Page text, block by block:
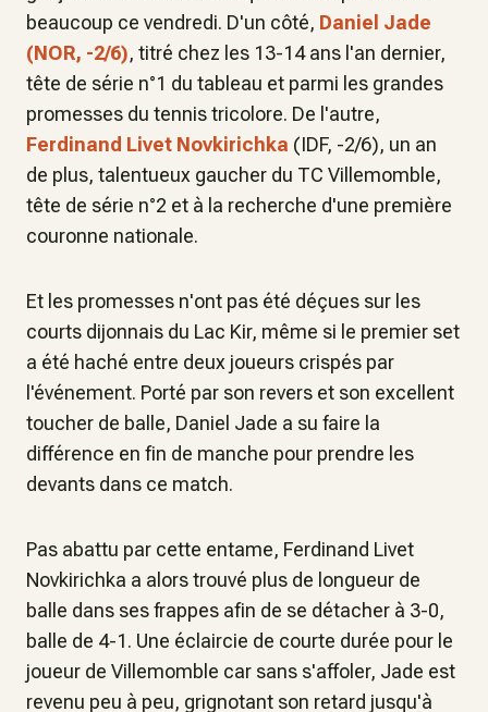
beaucoup ce vendredi. D'un côté, Daniel Jade
(NOR, -2/6), titré chez les 13-14 ans l'an dernier,
tête de série n°1 du tableau et parmi les grandes
promesses du tennis tricolore. De l'autre,
Ferdinand Livet Novkirichka (IDF, -2/6), un an
de plus, talentueux gaucher du TC Villemomble,
tête de série n°2 et à la recherche d'une première
couronne nationale.
Et les promesses n'ont pas été déçues sur les
courts dijonnais du Lac Kir, même si le premier set
a été haché entre deux joueurs crispés par
l'événement. Porté par son revers et son excellent
toucher de balle, Daniel Jade a su faire la
différence en fin de manche pour prendre les
devants dans ce match.
Pas abattu par cette entame, Ferdinand Livet
Novkirichka a alors trouvé plus de longueur de
balle dans ses frappes afin de se détacher à 3-0,
balle de 4-1. Une éclaircie de courte durée pour le
joueur de Villemomble car sans s'affoler, Jade est
revenu peu à peu, grignotant son retard jusqu'à